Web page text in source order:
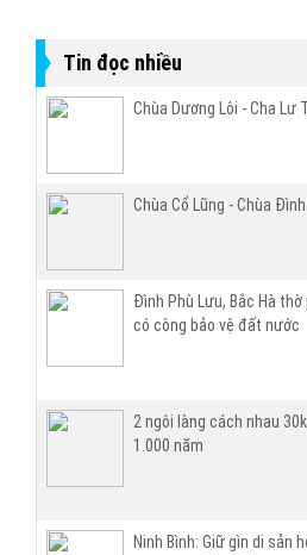
Tin đọc nhiều
Chùa Dương Lôi - Cha Lư
Chùa Cổ Lũng - Chùa
Đình Phù Lưu, Bắc Hà
có công bảo vệ đất nước
2 ngôi làng cách nhau
1.000 năm
Ninh Bình: Giữ gìn di sản